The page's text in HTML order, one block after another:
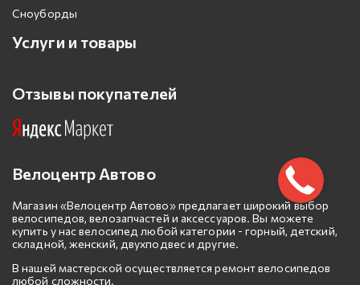
Сноуборды
Услуги и товары
Отзывы покупателей
Велоцентр Автово
Магазин «Велоцентр Автово» предлагает широкий выбор
велосипедов, велозапчастей и аксессуаров. Вы можете
купить у нас велосипед любой категории - горный, детский,
складной, женский, двухподвес и другие.
В нашей мастерской осуществляется ремонт велосипедов
любой сложности.